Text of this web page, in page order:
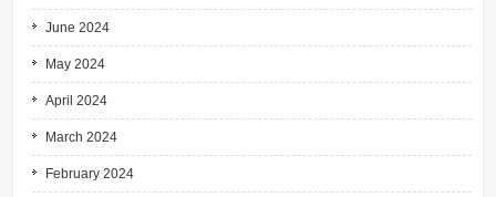
June 2024
May 2024
April 2024
March 2024
February 2024